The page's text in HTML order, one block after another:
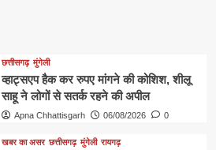
छत्तीसगढ़ मुंगेली
व्हाट्सएप हैक कर रुपए मांगने की कोशिश, शीलू
साहू ने लोगों से सतर्क रहने की अपील
Apna Chhattisgarh 06/08/2026 0
खबर का असर छत्तीसगढ़ मुंगेली रायगढ़